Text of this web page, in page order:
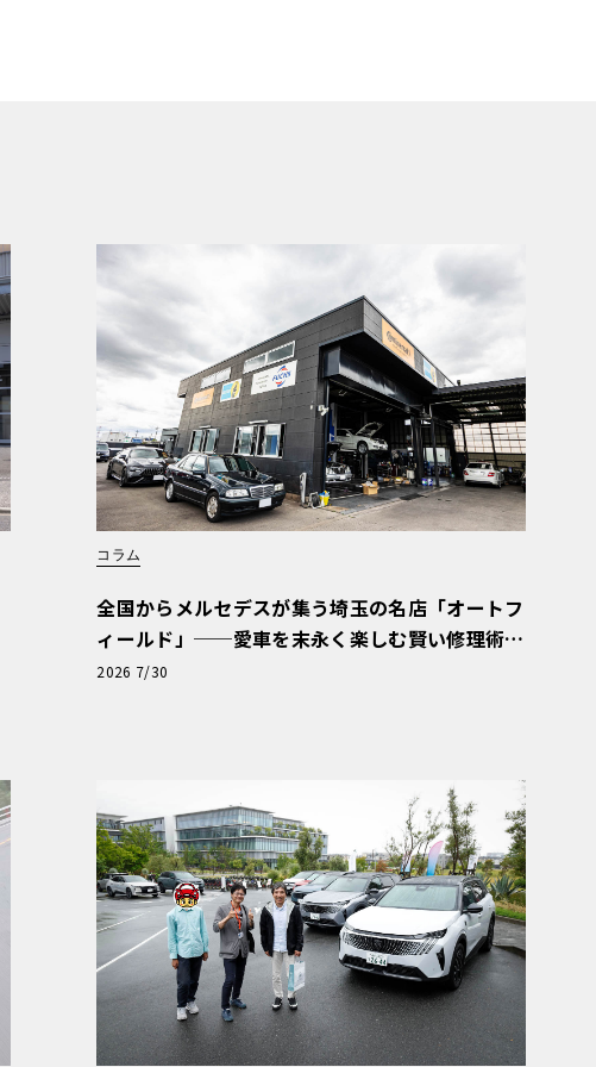
コラム
全国からメルセデスが集う埼玉の名店「オートフ
ィールド」──愛車を末永く楽しむ賢い修理術
と、プロがフックス製オイルを選ぶ理由〈PR〉
2026 7/30